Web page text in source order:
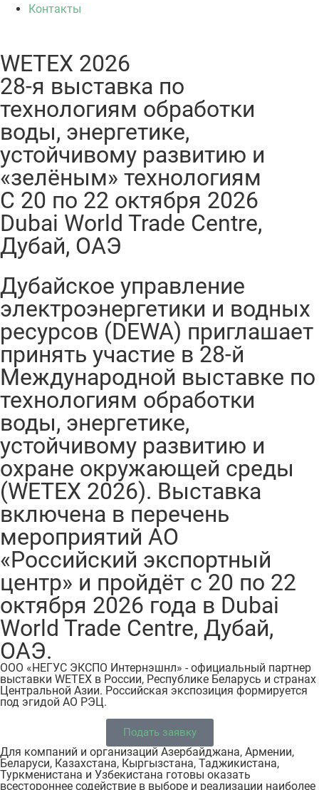
Контакты
WETEX 2026
28-я выставка по
технологиям обработки
воды, энергетике,
устойчивому развитию и
«зелёным» технологиям
C 20 по 22 октября 2026
Dubai World Trade Centre,
Дубай, ОАЭ
Дубайское управление
электроэнергетики и водных
ресурсов (DEWA) приглашает
принять участие в 28-й
Международной выставке по
технологиям обработки
воды, энергетике,
устойчивому развитию и
охране окружающей среды
(WETEX 2026). Выставка
включена в перечень
мероприятий АО
«Российский экспортный
центр» и пройдёт с 20 по 22
октября 2026 года в Dubai
World Trade Centre, Дубай,
ОАЭ.
ООО «НЕГУС ЭКСПО Интернэшнл» - официальный партнер
выставки WETEX в России, Республике Беларусь и странах
Центральной Азии. Российская экспозиция формируется
под эгидой АО РЭЦ.
Подать заявку
Для компаний и организаций Азербайджана, Армении,
Беларуси, Казахстана, Кыргызстана, Таджикистана,
Туркменистана и Узбекистана готовы оказать
всестороннее содействие в выборе и реализации наиболее